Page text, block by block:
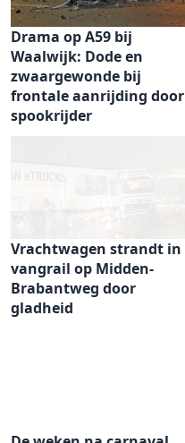
Drama op A59 bij
Waalwijk: Dode en
zwaargewonde bij
frontale aanrijding door
spookrijder
Vrachtwagen strandt in
vangrail op Midden-
Brabantweg door
gladheid